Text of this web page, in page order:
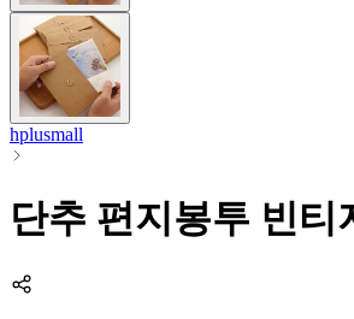
hplusmall
단추 편지봉투 빈